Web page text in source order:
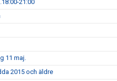
21:00
11 maj.
2015 och äldre